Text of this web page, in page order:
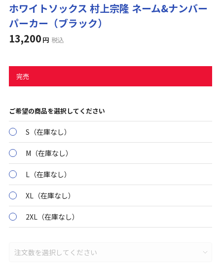
ホワイトソックス 村上宗隆 ネーム&ナンバー
パーカー（ブラック）
13,200 円 税込
完売
ご希望の商品を選択してください
S（在庫なし）
M（在庫なし）
L（在庫なし）
XL（在庫なし）
2XL（在庫なし）